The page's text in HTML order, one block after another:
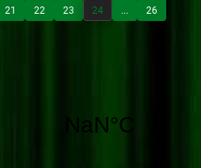
21 22 23 24 ... 26